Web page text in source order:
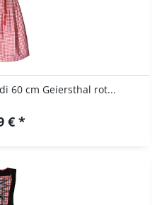
60 cm Geiersthal rot...
€ *